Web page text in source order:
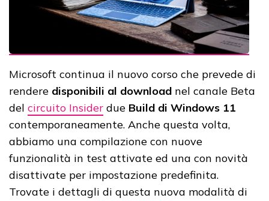
Microsoft continua il nuovo corso che prevede di
rendere disponibili al download nel canale Beta
del circuito Insider due Build di Windows 11
contemporaneamente. Anche questa volta,
abbiamo una compilazione con nuove
funzionalità in test attivate ed una con novità
disattivate per impostazione predefinita.
Trovate i dettagli di questa nuova modalità di